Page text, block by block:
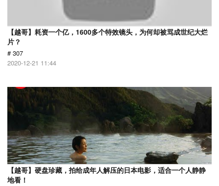
【越哥】耗资一个亿，1600多个特效镜头，为何却被骂成世纪大烂
片？
# 307
2020-12-21 11:44
【越哥】硬盘珍藏，拍给成年人解压的日本电影，适合一个人静静
地看！